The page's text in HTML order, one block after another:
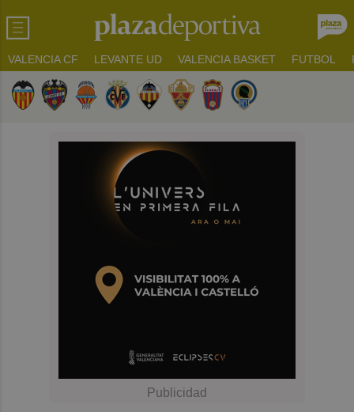
VALENCIA CF LEVANTE UD VALENCIA BASKET FUTBOL